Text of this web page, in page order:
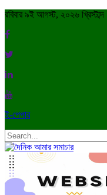
রবিবার ৯ই আগস্ট, ২০২৬ খ্রিস্টাব্দ
ই-পেপার